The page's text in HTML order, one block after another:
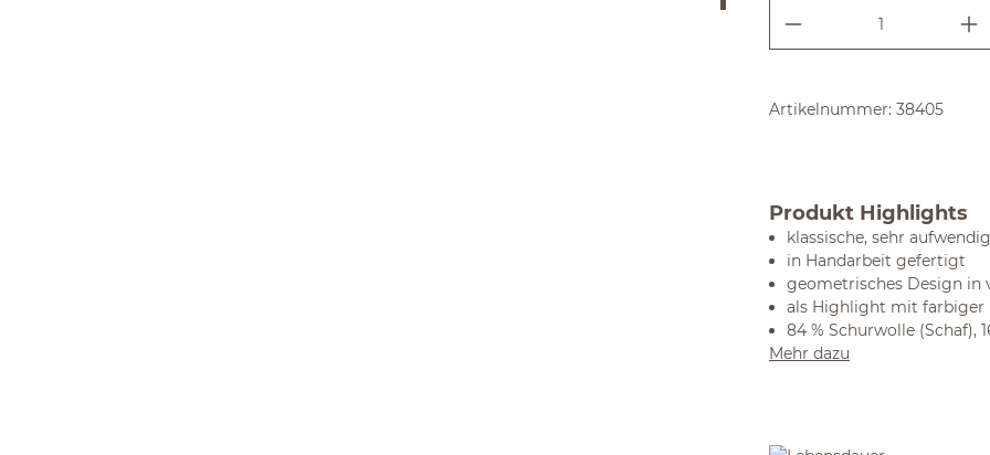
Produkt
Artikelnummer: 38405
Produkt Highlights
klassische, sehr
in Handarbeit gefertigt
geometrisches Design in
als Highlight mit farbiger
84 % Schurwolle (Schaf),
Mehr dazu